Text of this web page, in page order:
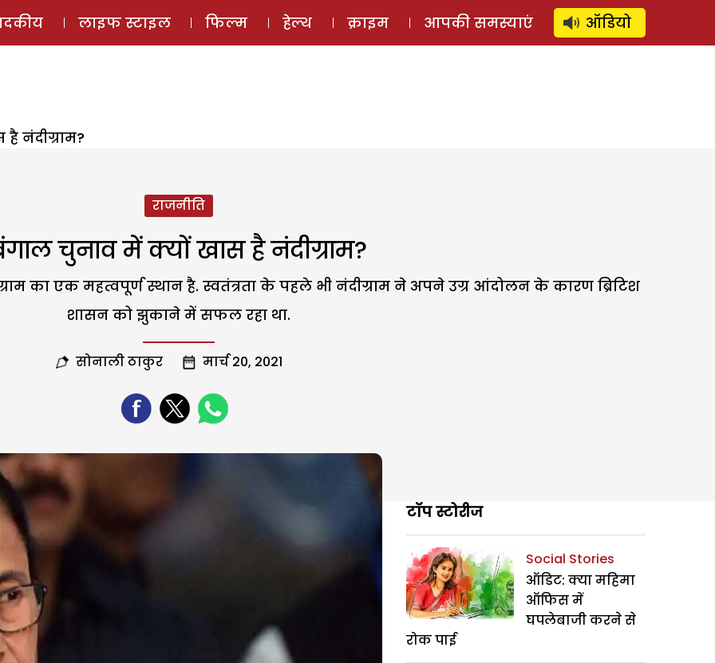
ई-मैगज़ीन ऑडियो स्टोरी लॉग इन ⚲ SUBSCRIBE
लाइफ स्टाइल फिल्म हेल्थ क्राइम आपकी समस्याएं ऑडियो
नंदीग्राम?
राजनीति
चुनाव में क्यों खास है नंदीग्राम?
का एक महत्वपूर्ण स्थान है. स्वतंत्रता के पहले भी नंदीग्राम ने अपने उग्र आंदोलन के कारण ब्रिटिश
शासन को झुकाने में सफल रहा था.
सोनाली ठाकुर मार्च 20, 2021
टॉप स्टोरीज
Social Stories
ऑडिट: क्या महिमा
ऑफिस में
घपलेबाजी करने से
रोक पाई